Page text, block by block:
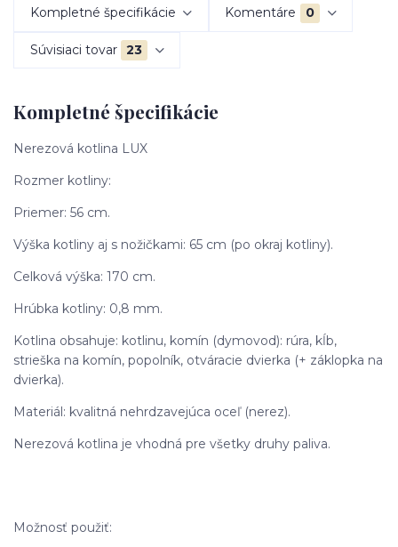
Kompletné špecifikácie Komentáre 0
Súvisiaci tovar 23
Kompletné špecifikácie
Nerezová kotlina LUX
Rozmer kotliny:
Priemer: 56 cm.
Výška kotliny aj s nožičkami: 65 cm (po okraj kotliny).
Celková výška: 170 cm.
Hrúbka kotliny: 0,8 mm.
Kotlina obsahuje: kotlinu, komín (dymovod): rúra, kĺb,
strieška na komín, popolník, otváracie dvierka (+ záklopka na
dvierka).
Materiál: kvalitná nehrdzavejúca oceľ (nerez).
Nerezová kotlina je vhodná pre všetky druhy paliva.
Možnosť použiť: